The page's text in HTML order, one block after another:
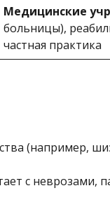
Медицинские
больницы),
частная практика
(например,
с неврозами,